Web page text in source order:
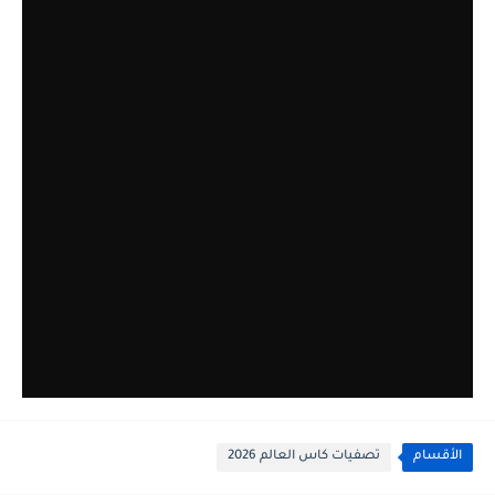
الأقسام تصفيات كاس العالم 2026